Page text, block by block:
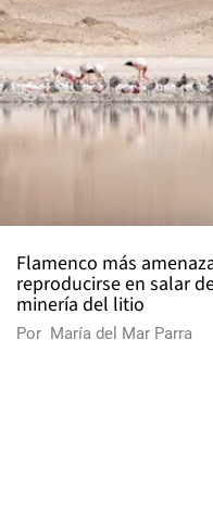
Flamenco más
reproducirse en salar
minería del litio
Por María del Mar Parra